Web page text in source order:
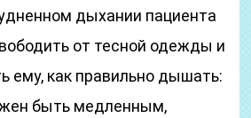
дыхании пациента
от тесной одежды и
ему, как правильно дышать:
быть медленным,